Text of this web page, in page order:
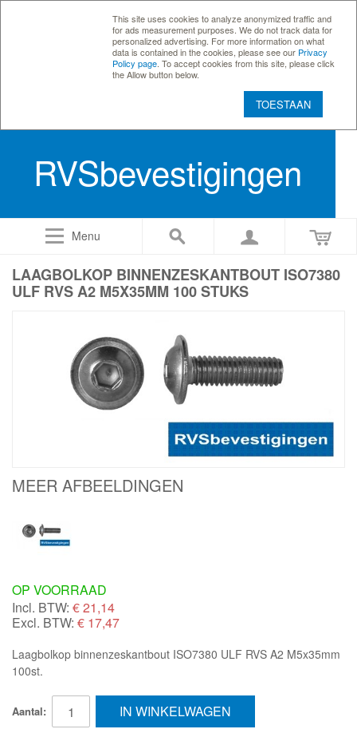
This site uses cookies to analyze anonymized traffic and
for ads measurement purposes. We do not track data for
personalized advertising. For more information on what
data is contained in the cookies, please see our Privacy
Policy page . To accept cookies from this site, please click
the Allow button below.
TOESTAAN
RVSbevestigingen
Menu
LAAGBOLKOP BINNENZESKANTBOUT ISO7380
ULF RVS A2 M5X35MM 100 STUKS
MEER AFBEELDINGEN
OP VOORRAAD
Incl. BTW: €21,14
Excl. BTW: € 17,47
Laagbolkop binnenzeskantbout ISO7380 ULF RVS A2 M5x35mm
100st.
Aantal: IN WINKELWAGEN